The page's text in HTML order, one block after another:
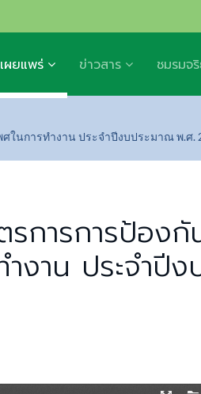
ผยแพร่ ข่าวสาร ชมรมจ
นการทำงาน ประจำปีงบประมาณ พ.ศ.
การการป้องกั
งาน ประจำปี